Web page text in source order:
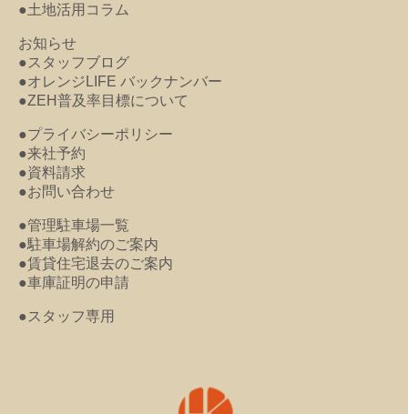
●土地活用コラム
お知らせ
●スタッフブログ
●オレンジLIFE バックナンバー
●ZEH普及率目標について
●プライバシーポリシー
●来社予約
●資料請求
●お問い合わせ
●管理駐車場一覧
●駐車場解約のご案内
●賃貸住宅退去のご案内
●車庫証明の申請
●スタッフ専用